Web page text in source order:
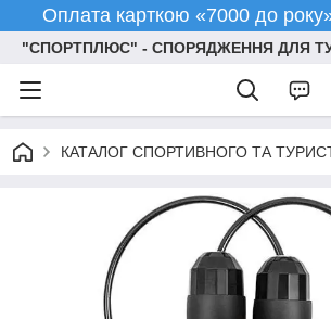
Оплата карткою «7000 до
"СПОРТПЛЮС" - СПОРЯДЖЕННЯ ДЛЯ
КАТАЛОГ СПОРТИВНОГО ТА